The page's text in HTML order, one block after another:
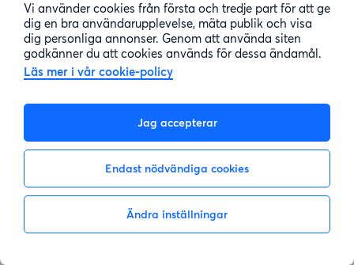
Vi använder cookies från första och tredje part för att ge
dig en bra användarupplevelse, mäta publik och visa
dig personliga annonser. Genom att använda siten
godkänner du att cookies används för dessa ändamål.
Läs mer i vår cookie-policy
Jag accepterar
Endast nödvändiga cookies
Ändra inställningar